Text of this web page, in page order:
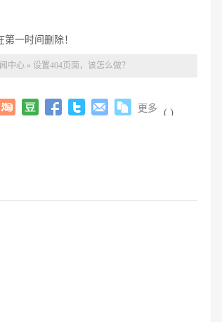
一时间删除！
中心 » 设置404页面，该怎么做？
更多 ( )